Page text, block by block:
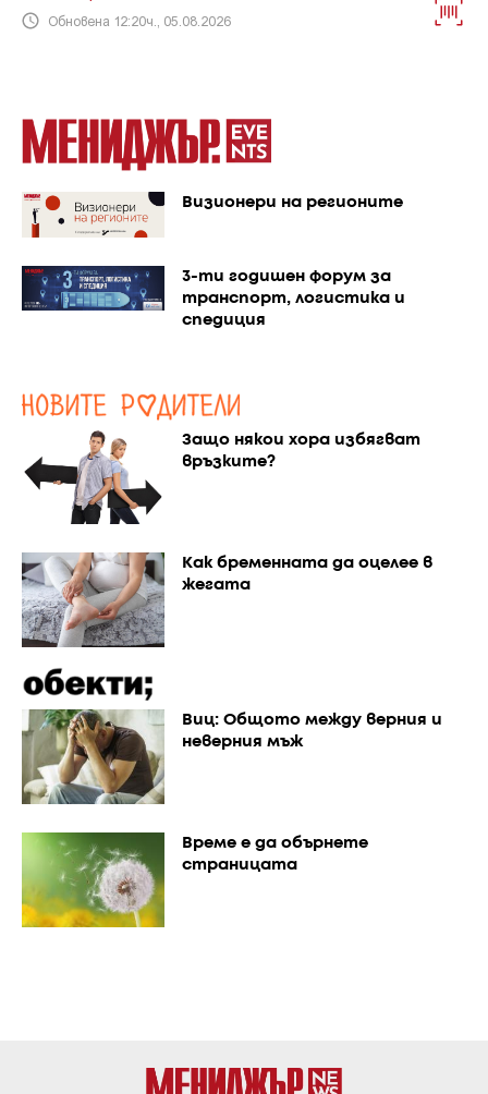
Обновена 12:20ч., 05.08.2026
Визионери на регионите
3-ти годишен форум за
транспорт, логистика и
спедиция
Защо някои хора избягват
връзките?
Как бременната да оцелее в
жегата
Виц: Общото между верния и
неверния мъж
Време е да обърнете
страницата